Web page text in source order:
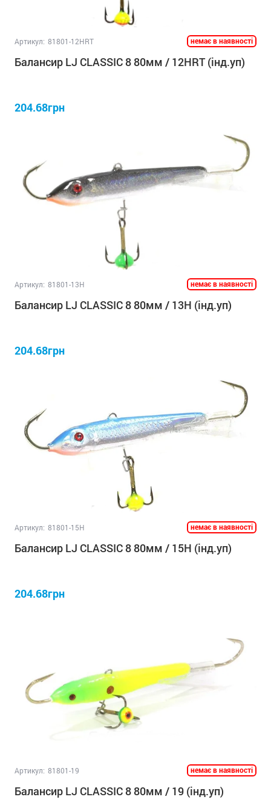
Артикул: 81801-12HRT немає в наявності
Балансир LJ CLASSIC 8 80мм / 12HRT (інд.уп)
204.68грн
Артикул: 81801-13H немає в наявності
Балансир LJ CLASSIC 8 80мм / 13H (інд.уп)
204.68грн
Артикул: 81801-15H немає в наявності
Балансир LJ CLASSIC 8 80мм / 15H (інд.уп)
204.68грн
Артикул: 81801-19 немає в наявності
Балансир LJ CLASSIC 8 80мм / 19 (інд.уп)